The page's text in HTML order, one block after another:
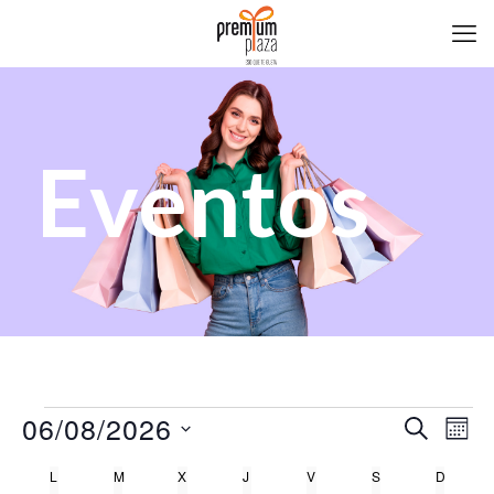
Eventos
Eventos
de
Buscar
06/08/2026
L M MARTES
X MIÉRCOLES
J JUEVESV VIERNES
S SÁBADO
D